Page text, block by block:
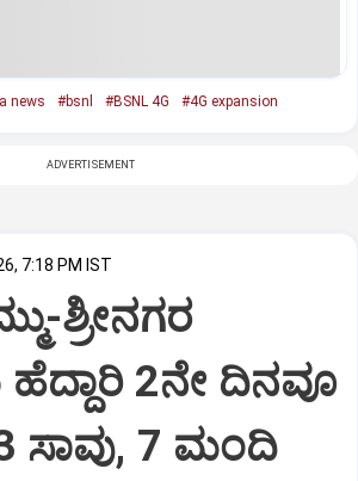
news #bsnl #BSNL 4G #4G expansion
ADVERTISEMENT
7:18 PM IST
ಶ್ರೀನಗರ
ಹೆದ್ದಾರಿ 2ನೇ ದಿನವೂ
ಸಾವು, 7 ಮಂದಿ